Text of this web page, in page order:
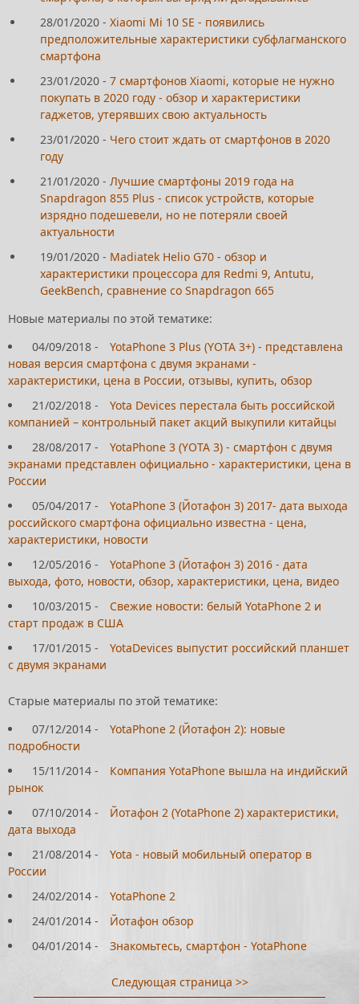
28/01/2020 - Xiaomi Mi 10 SE - появились
предположительные характеристики субфлагманского
смартфона
23/01/2020 - 7 смартфонов Xiaomi, которые не нужно
покупать в 2020 году - обзор и характеристики
гаджетов, утерявших свою актуальность
23/01/2020 - Чего стоит ждать от смартфонов в 2020
году
21/01/2020 - Лучшие смартфоны 2019 года на
Snapdragon 855 Plus - список устройств, которые
изрядно подешевели, но не потеряли своей
актуальности
19/01/2020 - Madiatek Helio G70 - обзор и
характеристики процессора для Redmi 9, Antutu,
GeekBench, сравнение со Snapdragon 665
Новые материалы по этой тематике:
04/09/2018 -
YotaPhone 3 Plus (YOTA 3+) - представлена
новая версия смартфона с двумя экранами -
характеристики, цена в России, отзывы, купить, обзор
21/02/2018 -
Yota Devices перестала быть российской
компанией – контрольный пакет акций выкупили китайцы
28/08/2017 -
YotaPhone 3 (YOTA 3) - смартфон с двумя
экранами представлен официально - характеристики, цена в
России
05/04/2017 -
YotaPhone 3 (Йотафон 3) 2017- дата выхода
российского смартфона официально известна - цена,
характеристики, новости
12/05/2016 -
YotaPhone 3 (Йотафон 3) 2016 - дата
выхода, фото, новости, обзор, характеристики, цена, видео
10/03/2015 -
Свежие новости: белый YotaPhone 2 и
старт продаж в США
17/01/2015 -
YotaDevices выпустит российский планшет
с двумя экранами
Старые материалы по этой тематике:
07/12/2014 -
YotaPhone 2 (Йотафон 2): новые
подробности
15/11/2014 -
Компания YotaPhone вышла на индийский
рынок
07/10/2014 -
Йотафон 2 (YotaPhone 2) характеристики,
дата выхода
21/08/2014 -
Yota - новый мобильный оператор в
России
24/02/2014 -
YotaPhone 2
24/01/2014 -
Йотафон обзор
04/01/2014 - Знакомьтесь, смартфон - YotaPhone
Следующая страница >>